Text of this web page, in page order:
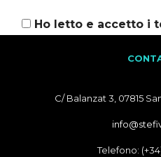
Ho letto e accetto i
C/ Balanzat 3, 07815
Telefono: